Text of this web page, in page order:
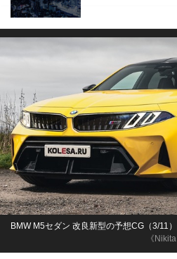
《
BMW M5セダン 改良新型の予想CG（3/11）